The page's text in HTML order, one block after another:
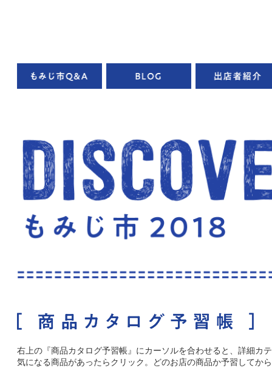
右上の『商品カタログ予習帳』にカーソルを合わせると、詳細カ
気になる商品があったらクリック。どのお店の商品か予習してか